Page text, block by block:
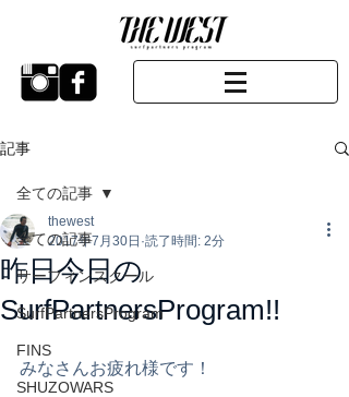
記事
全ての記事
サーフィンスクール
SurfPartnersProgram
FINS
SHUZOWARS
全ての記事
昨日今日の
SurfPartnersProgram!!
thewest
2017年7月30日 読了時間: 2分
みなさんお疲れ様です！